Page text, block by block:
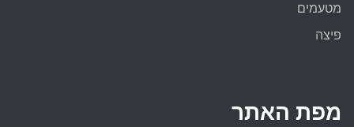
מטעמים
פיצה
מפת האתר